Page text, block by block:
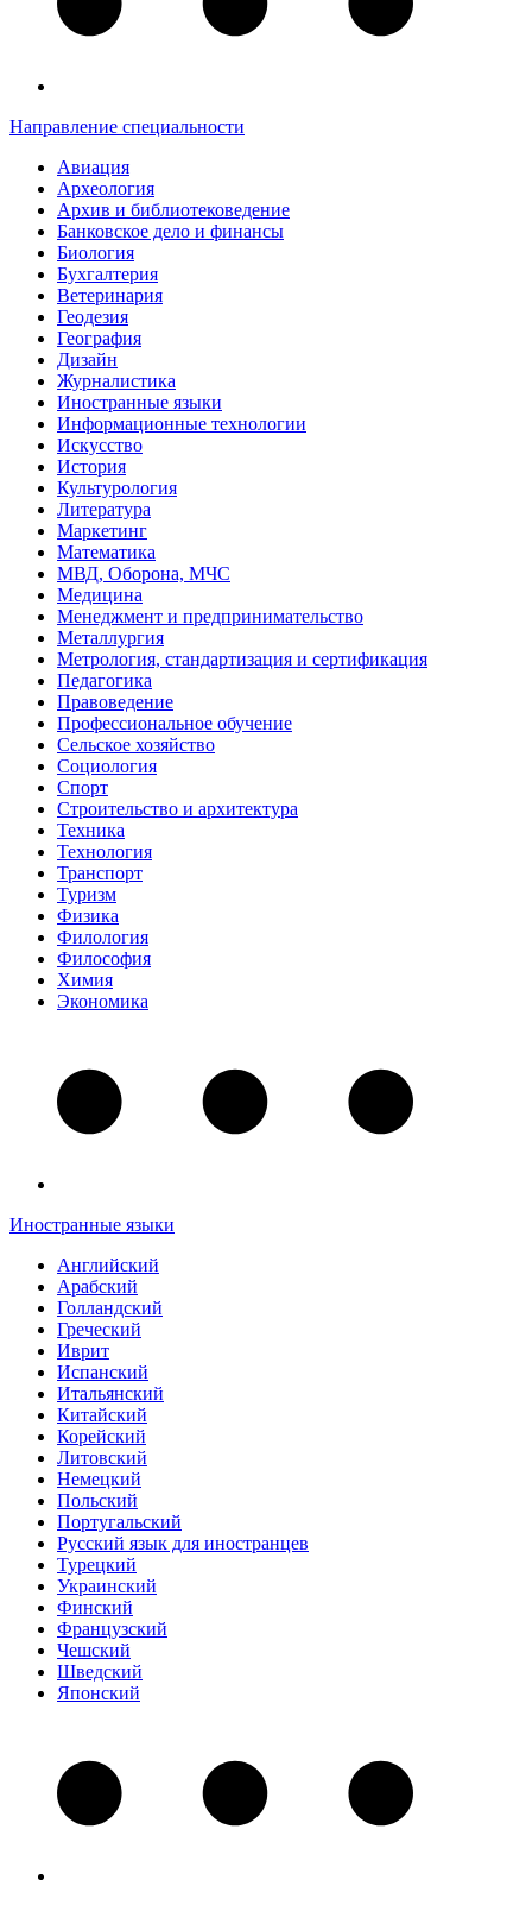
Направление специальности
Авиация
Археология
Архив и библиотековедение
Банковское дело и финансы
Биология
Бухгалтерия
Ветеринария
Геодезия
География
Дизайн
Журналистика
Иностранные языки
Информационные технологии
Искусство
История
Культурология
Литература
Маркетинг
Математика
МВД, Оборона, МЧС
Медицина
Менеджмент и предпринимательство
Металлургия
Метрология, стандартизация и сертификация
Педагогика
Правоведение
Профессиональное обучение
Сельское хозяйство
Социология
Спорт
Строительство и архитектура
Техника
Технология
Транспорт
Туризм
Физика
Филология
Философия
Химия
Экономика
Иностранные языки
Английский
Арабский
Голландский
Греческий
Иврит
Испанский
Итальянский
Китайский
Корейский
Литовский
Немецкий
Польский
Португальский
Русский язык для иностранцев
Турецкий
Украинский
Финский
Французский
Чешский
Шведский
Японский